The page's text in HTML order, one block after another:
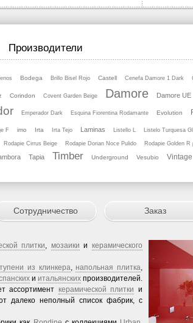
Производители
Bodega Brillo Bisel Rojo Castell Cenefa Damore 1 Dark
Corindon Covent Garden Beige Damore Damore UE
Emperador Dark Esquina Fiorentina Rodamante Evolution
F imo Irta Irta Tejo Laminas Listello L Listelo Turquesa
Rodapie Cirrus Beige Rodapie Dorian Noce Pulido Rodapie Golden R
Tapia Timber Underground Vesubio Vintage
Сотрудничество Заказ
плитки, мозаики икерамического
из клинкера, напольная плитка,
и итальянских производителей.
ассортимент керамической плитки и
далеко неполный список фабрик, с